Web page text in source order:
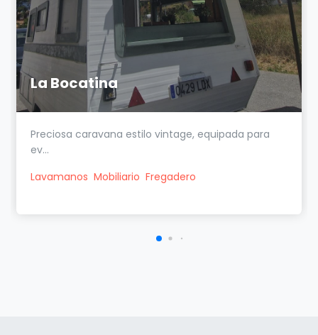
La Bocatina
Preciosa caravana estilo vintage, equipada para
ev...
Lavamanos Mobiliario Fregadero